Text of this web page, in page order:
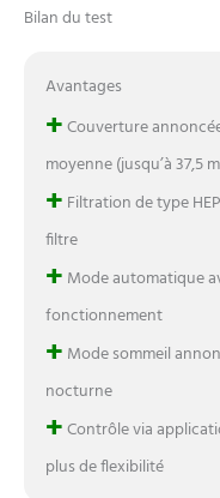
Bilan du test
Avantages
+Couverture
moyenne (jusqu’à 37,5
+ Filtration de type
filtre
+ Mode automatique
fonctionnement
+ Mode sommeil
nocturne
+Contrôle via
plus de flexibilité